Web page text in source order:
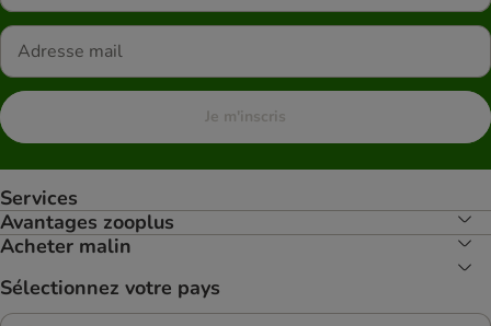
Je m'inscris
Services
Avantages zooplus
Acheter malin
Sélectionnez votre pays